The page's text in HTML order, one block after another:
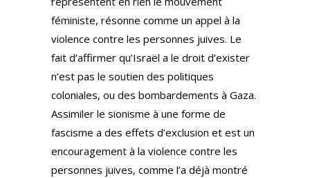
féministe, résonne comme un appel à la
violence contre les personnes juives. Le
fait d’affirmer qu’Israël a le droit d’exister
n’est pas le soutien des politiques
coloniales, ou des bombardements à Gaza.
Assimiler le sionisme à une forme de
fascisme a des effets d’exclusion et est un
encouragement à la violence contre les
personnes juives, comme l’a déjà montré